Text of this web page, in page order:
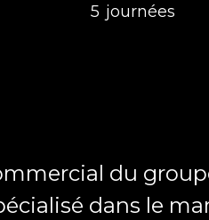
5 journées
du
dans le